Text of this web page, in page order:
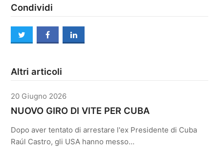
Condividi
twitter facebooklinkedin
Altri articoli
20 Giugno 2026
NUOVO GIRO DI VITE PER CUBA
Dopo aver tentato di arrestare l'ex Presidente di Cuba
Raúl Castro, gli USA hanno messo…